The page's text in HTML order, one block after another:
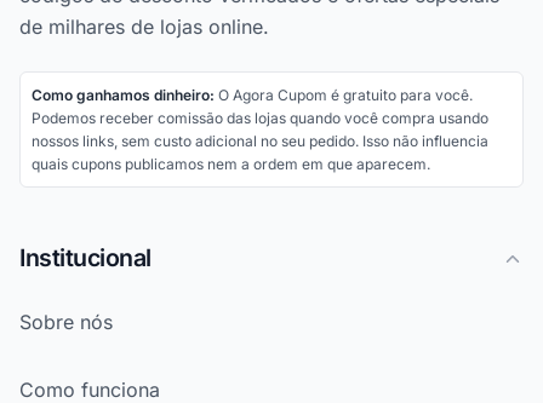
de milhares de lojas online.
Como ganhamos dinheiro: O Agora Cupom é gratuito para você.
Podemos receber comissão das lojas quando você compra usando
nossos links, sem custo adicional no seu pedido. Isso não influencia
quais cupons publicamos nem a ordem em que aparecem.
Institucional
Sobre nós
Como funciona